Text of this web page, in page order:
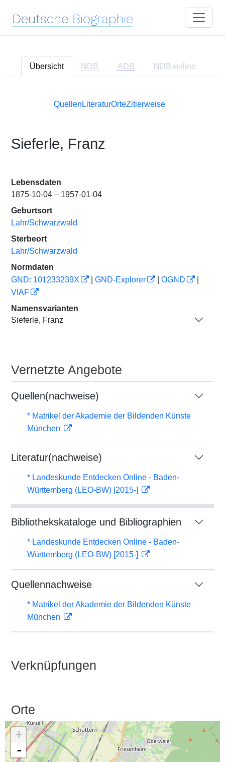
Deutsche Biographie
Übersicht NDB ADB NDB-online
Quellen LiteraturOrteZitierweise
Sieferle, Franz
Lebensdaten
1875-10-04 – 1957-01-04
Geburtsort
Lahr/Schwarzwald
Sterbeort
Lahr/Schwarzwald
Normdaten
GND: 101233239X
GND-Explorer OGND
VIAF
Namensvarianten
Sieferle, Franz
Vernetzte Angebote
Quellen(nachweise)
* Matrikel der Akademie der Bildenden Künste
München
Literatur(nachweise)
* Landeskunde Entdecken Online - Baden-
Württemberg (LEO-BW) [2015-]
Bibliothekskataloge und Bibliographien
* Landeskunde Entdecken Online - Baden-
Württemberg (LEO-BW) [2015-]
Quellennachweise
* Matrikel der Akademie der Bildenden Künste
München
Verknüpfungen
Orte
+
-